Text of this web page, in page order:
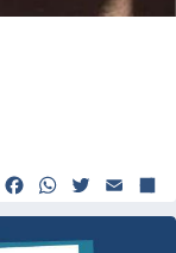
Facebook